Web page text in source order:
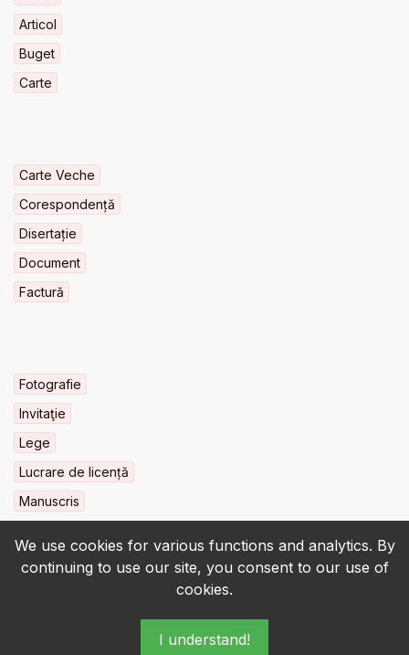
We use cookies for various functions and analytics. By
continuing to use our site, you consent to our use of
cookies.
I understand!
Articol
Buget
Carte
Carte Veche
Corespondență
Disertație
Document
Factură
Fotografie
Invitaţie
Lege
Lucrare de licență
Manuscris
© 2022-2026 • BCU „Carol I” - All rights reserved.